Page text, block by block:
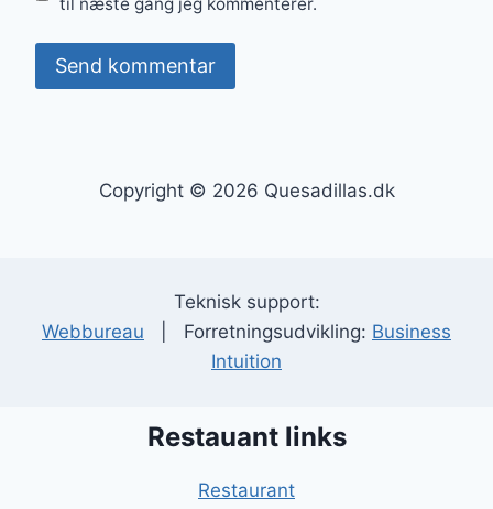
Copyright © 2026 Quesadillas.dk
Teknisk support:
Webbureau | Forretningsudvikling: Business
Intuition
Restauant links
Restaurant